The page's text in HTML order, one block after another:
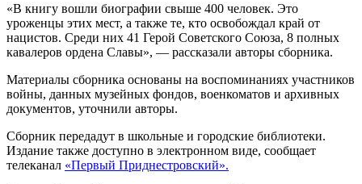
«В книгу вошли биографии свыше 400 человек. Это
уроженцы этих мест, а также те, кто освобождал край от
нацистов. Среди них 41 Герой Советского Союза, 8 полных
кавалеров ордена Славы», — рассказали авторы сборника.
Материалы сборника основаны на воспоминаниях участников
войны, данных музейных фондов, военкоматов и архивных
документов, уточнили авторы.
Сборник передадут в школьные и городские библиотеки.
Издание также доступно в электронном виде, сообщает
телеканал «Первый Приднестровский».